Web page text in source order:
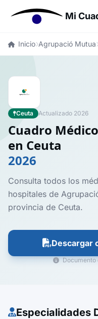
Mi
Inicio Agrupació Mutua
Ceuta Actualizado 2026
Cuadro
en Ceuta
2026
Consulta todos los
hospitales de
provincia de Ceuta.
Descargar
Documento
Especialidades